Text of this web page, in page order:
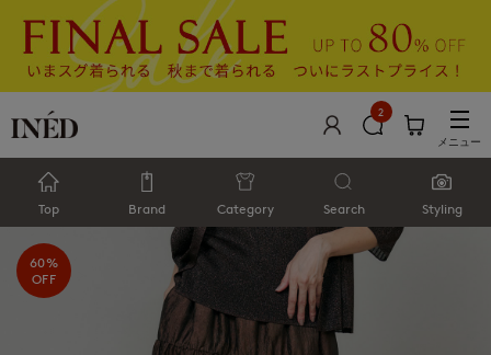
2
メニュー
Top Brand Category Search Styling
60%
OFF